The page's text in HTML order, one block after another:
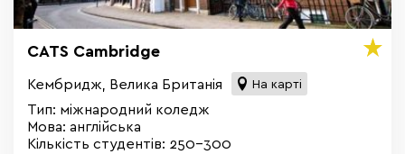
CATS Cambridge
Кембридж, Велика Британія На карті
Тип: міжнародний коледж
Мова: англійська
Кількість студентів: 250-300